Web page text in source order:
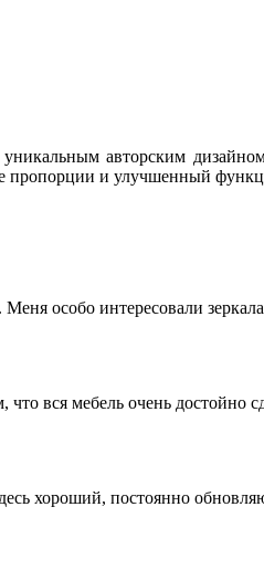
авторским
пропорции и улучшенный
особо интересовали
вся мебель очень достойно
хороший, постоянно